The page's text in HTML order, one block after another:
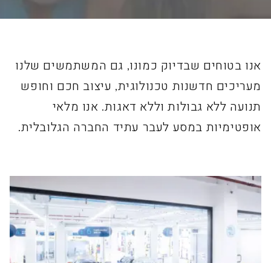
אנו בטוחים שבדיוק כמונו, גם המשתמשים שלנו
מעריכים חדשנות טכנולוגית, עיצוב חכם וחופש
תנועה ללא גבולות וללא דאגות. אנו מלאי
אופטימיות במסע לעבר עתיד החברה הגלובלית.